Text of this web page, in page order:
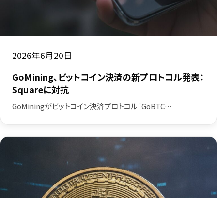
2026年6月20日
GoMining、ビットコイン決済の新プロトコル発表：
Squareに対抗
GoMiningがビットコイン決済プロトコル「GoBTC…